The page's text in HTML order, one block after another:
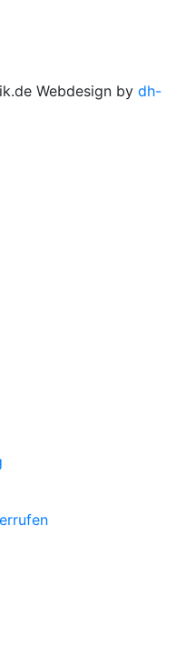
Webdesign by dh-